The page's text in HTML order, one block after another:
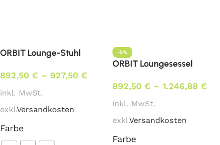
ORBIT Lounge-Stuhl
892,50 € – 927,50 €
inkl. MwSt.
exkl.Versandkosten
Farbe
-5%
ORBIT Loungesessel
892,50 € – 1.246,88 €
inkl. MwSt.
exkl.Versandkosten
Farbe